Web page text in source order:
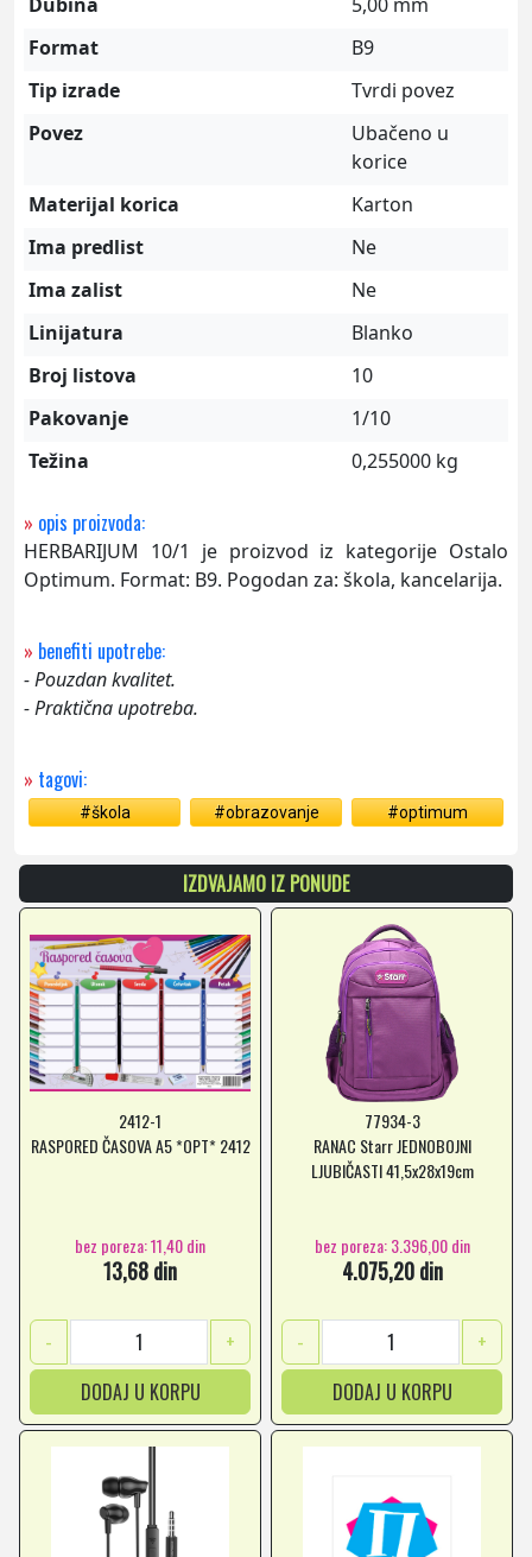
Format
B9
Tip izrade
Tvrdi povez
Povez
Ubačeno u
korice
Materijal korica
Karton
Ima predlist
Ne
Ima zalist
Ne
Linijatura
Blanko
Broj listova
10
Pakovanje
1/10
Težina
0,255000 kg
» opis proizvoda:
HERBARIJUM 10/1 je proizvod iz kategorije Ostalo
Optimum. Format: B9. Pogodan za: škola, kancelarija.
» benefiti upotrebe:
- Pouzdan kvalitet.
- Praktična upotreba.
» tagovi:
#škola #obrazovanje #optimum
IZDVAJAMO IZ PONUDE
2412-1
RASPORED ČASOVA A5 *OPT* 2412
bez poreza: 11,40 din
13,68 din
-
+
DODAJ U KORPU
77934-3
RANAC Starr JEDNOBOJNI
LJUBIČASTI 41,5x28x19cm
bez poreza: 3.396,00 din
4.075,20 din
-
+
DODAJ U KORPU